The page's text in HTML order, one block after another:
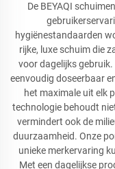
De BEYAQI
hygiënestandaarden
rijke, luxe schuim die
voor dagelijks
eenvoudig doseerbaar
het maximale uit elk
technologie behoudt
vermindert ook de
duurzaamheid. Onze
unieke merkervaring
Met een dagelijkse